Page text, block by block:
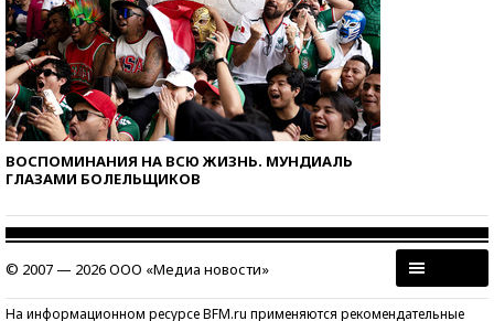
ВОСПОМИНАНИЯ НА ВСЮ ЖИЗНЬ. МУНДИАЛЬ
ГЛАЗАМИ БОЛЕЛЬЩИКОВ
© 2007 — 2026 ООО «Медиа новости»
На информационном ресурсе BFM.ru применяются рекомендательные